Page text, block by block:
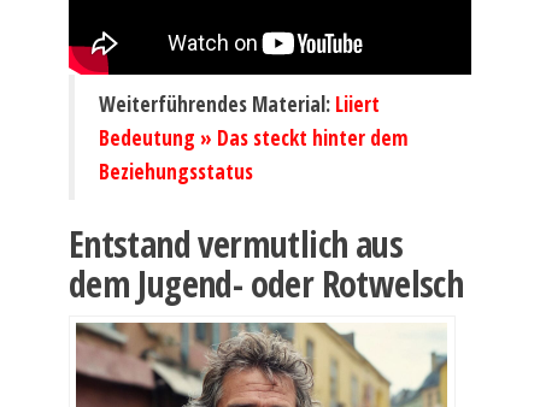
Weiterführendes Material: Liiert
Bedeutung » Das steckt hinter dem
Beziehungsstatus
Entstand vermutlich aus
dem Jugend- oder Rotwelsch